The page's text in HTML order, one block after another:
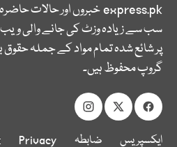
express.pkخبروں اور حالات
سب سے زیادہ وزٹ کی جانے والی
پر شائع شدہ تمام مواد کے جملہ
گروپ محفوظ ہیں۔
ایکسپریس ضابطہ Privacy